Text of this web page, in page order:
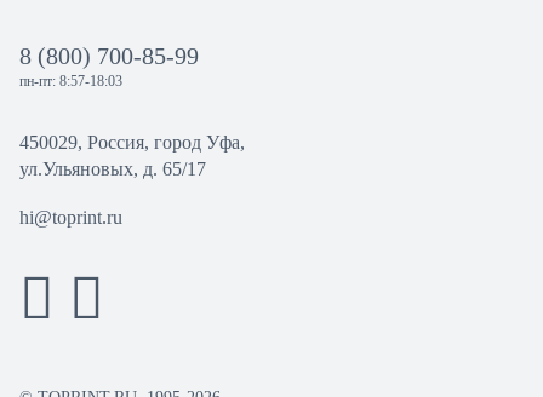
8 (800) 700-85-99
пн-пт: 8:57-18:03
450029, Россия, город Уфа,
ул.Ульяновых, д. 65/17
hi@toprint.ru